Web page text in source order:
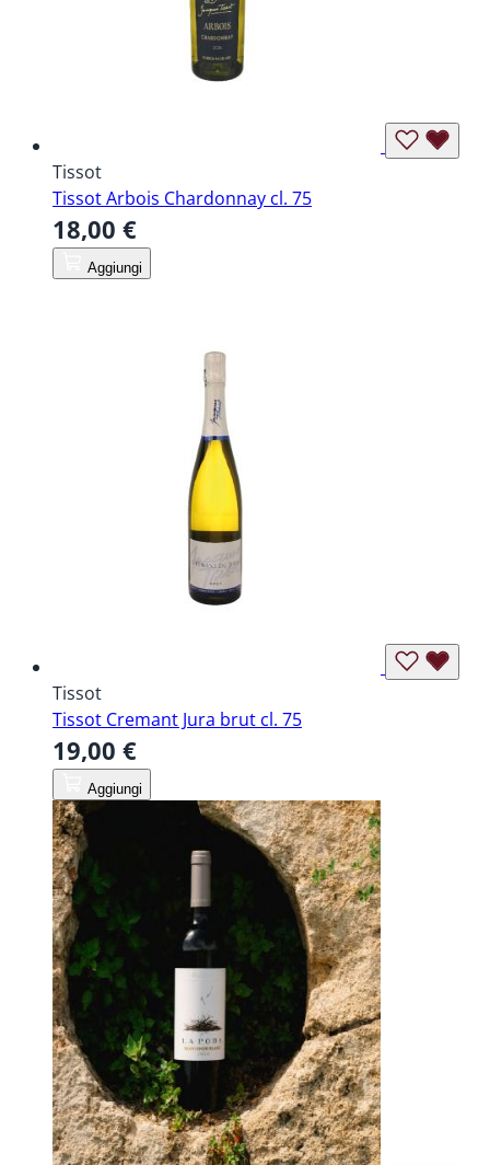
Tissot
Tissot Arbois Chardonnay cl. 75
18,00 €
Aggiungi
Tissot
Tissot Cremant Jura brut cl. 75
19,00 €
Aggiungi